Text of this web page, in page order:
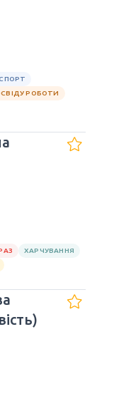
РОБОТИ
ХАРЧУВАННЯ